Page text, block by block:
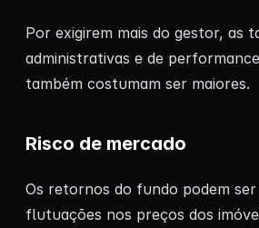
Por exigirem mais do gestor, as
administrativas e de
também costumam ser maiores.
Risco de mercado
Os retornos do fundo podem
flutuações nos preços dos